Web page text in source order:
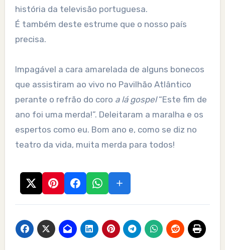
história da televisão portuguesa.
É também deste estrume que o nosso país
precisa.
Impagável a cara amarelada de alguns bonecos
que assistiram ao vivo no Pavilhão Atlântico
perante o refrão do coro a lá gospel“Este fim de
ano foi uma merda!”. Deleitaram a maralha e os
espertos como eu. Bom ano e, como se diz no
teatro da vida, muita merda para todos!